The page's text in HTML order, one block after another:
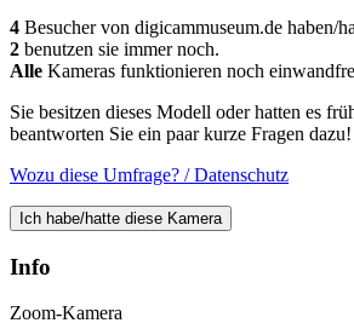
4 Besucher von digicammuseum.de haben/
2 benutzen sie immer noch.
Alle Kameras funktionieren noch
Sie besitzen dieses Modell oder hatten es
beantworten Sie ein paar kurze Fragen dazu!
Wozu diese Umfrage? / Datenschutz
Ich habe/hatte diese Kamera
Info
Zoom-Kamera